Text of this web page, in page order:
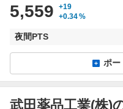
5,559
+19
+0.34%
夜間PTS
ポー
武田薬品工業(株)